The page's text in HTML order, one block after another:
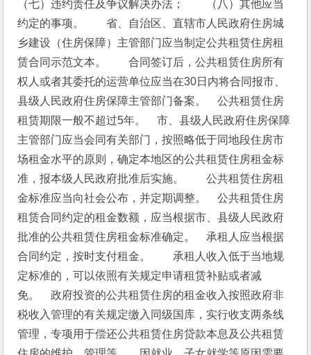
（七）违约责任及争议解决办法；　　（八）其他应当
约定的事项。　　省、自治区、直辖市人民政府住房城
乡建设（住房保障）主管部门应当制定公共租赁住房租
赁合同示范文本。　　合同签订后，公共租赁住房所有
权人或者其委托的运营单位应当在30日内将合同报市、
县级人民政府住房保障主管部门备案。　公共租赁住房
租赁期限一般不超过5年。　市、县级人民政府住房保障
主管部门应当会同有关部门，按照略低于同地段住房市
场租金水平的原则，确定本地区的公共租赁住房租金标
准，报本级人民政府批准后实施。　　公共租赁住房租
金标准应当向社会公布，并定期调整。　公共租赁住房
租赁合同约定的租金数额，应当根据市、县级人民政府
批准的公共租赁住房租金标准确定。　承租人应当根据
合同约定，按时支付租金。　　承租人收入低于当地规
定标准的，可以依照有关规定申请租赁补贴或者减
免。　政府投资的公共租赁住房的租金收入按照政府非
税收入管理的有关规定缴入同级国库，实行收支两条线
管理，专项用于偿还公共租赁住房贷款本息及公共租赁